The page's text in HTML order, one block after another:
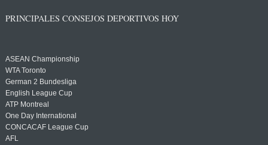
PRINCIPALES CONSEJOS DEPORTIVOS HOY
ASEAN Championship
WTA Toronto
German 2 Bundesliga
English League Cup
ATP Montreal
One Day International
CONCACAF League Cup
AFL